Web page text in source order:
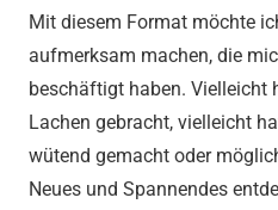
Mit diesem Format möchte
aufmerksam machen, die
beschäftigt haben. Vielleicht
Lachen gebracht, vielleicht
wütend gemacht oder
Neues und Spannendes